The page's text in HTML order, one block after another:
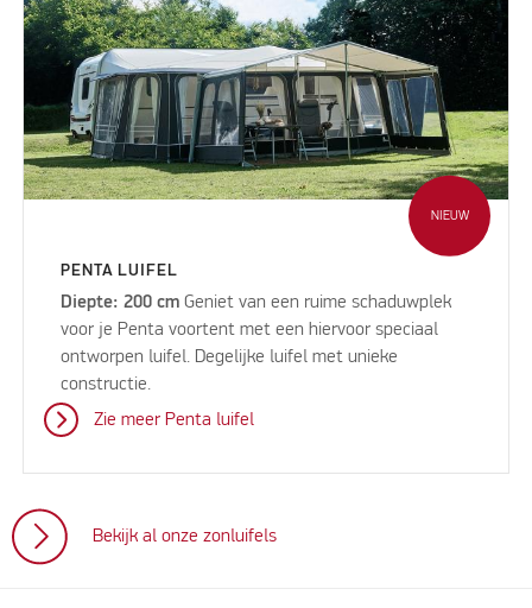
NIEUW
PENTA LUIFEL
Diepte: 200 cmGeniet van een ruime schaduwplek
voor je Penta voortent met een hiervoor speciaal
ontworpen luifel. Degelijke luifel met unieke
constructie.
Zie meer Penta luifel
Bekijk al onze zonluifels